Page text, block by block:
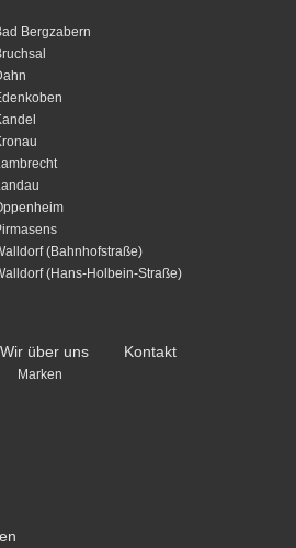
Bergzabern
(Bahnhofstraße)
(Hans-Holbein-Straße)
Wir über uns
Marken
Kontakt